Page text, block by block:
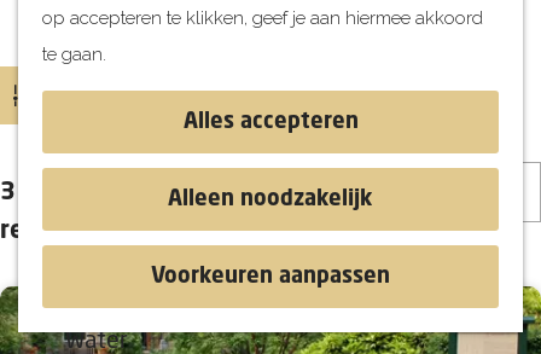
op accepteren te klikken, geef je aan hiermee akkoord
te gaan.
Alles accepteren
Alleen noodzakelijk
Voorkeuren aanpassen
e
o
m
t
e
n
Jongeren
Ontdekken
Blog & Tips
Stranden
Natuur
Water
Locaties
W
a
z
o
k
j
Filter
o
t
e
r
o
313 t/m 336 van 919
resultaten
S
t
e